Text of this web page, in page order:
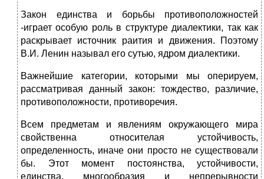
Закон единства и борьбы противоположностей
-играет особую роль в структуре диалектики, так как
раскрывает источник раития и движения. Поэтому
В.И. Ленин называл его сутью, ядром диалектики.
Важнейшие категории, которыми мы оперируем,
рассматривая данный закон: тождество, различие,
противоположности, противоречия.
Всем предметам и явлениям окружающего мира
свойственна относителая устойчивость,
определенность, иначе они просто не существовали
бы. Этот момент постоянства, устойчивости,
единства, многообразия и непрерывности